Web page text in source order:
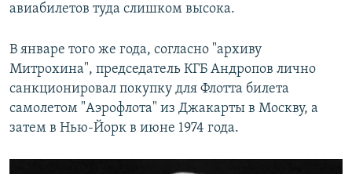
авиабилетов туда слишком высока.
В январе того же года, согласно "архиву
Митрохина", председатель КГБ Андропов лично
санкционировал покупку для Флотта билета
самолетом "Аэрофлота" из Джакарты в Москву, а
затем в Нью-Йорк в июне 1974 года.